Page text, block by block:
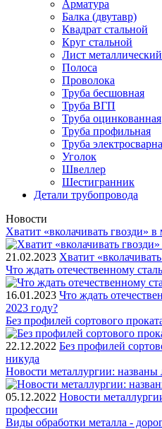
Арматура
Балка (двутавр)
Квадрат стальной
Круг стальной
Лист металлический
Полоса
Проволока
Труба бесшовная
Труба ВГП
Труба оцинкованная
Труба профильная
Труба
Уголок
Швеллер
Шестигранник
Детали трубопровода
Новости
Хватит «вколачивать гвозди» в
21.02.2023 Хватит
Что ждать отечественному
16.01.2023 Что ждать
2023 году?
Без профилей сортового
22.12.2022 Без профилей
никуда
Новости металлургии:
05.12.2022 Новости
профессии
Виды обработки металла -